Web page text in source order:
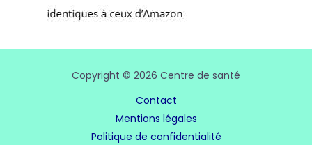
Copyright © 2026 Centre de santé
Contact
Mentions légales
Politique de confidentialité